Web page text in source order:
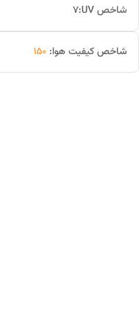
شاخص UV: 7
شاخص کیفیت هوا: 150